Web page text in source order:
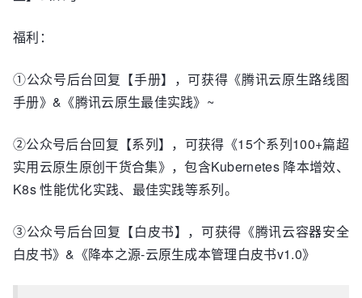
福利：
①公众号后台回复【手册】，可获得《腾讯云原生路线图
手册》&《腾讯云原生最佳实践》~
②公众号后台回复【系列】，可获得《15个系列100+篇超
实用云原生原创干货合集》，包含Kubernetes 降本增效、
K8s 性能优化实践、最佳实践等系列。
③公众号后台回复【白皮书】，可获得《腾讯云容器安全
白皮书》&《降本之源-云原生成本管理白皮书v1.0》